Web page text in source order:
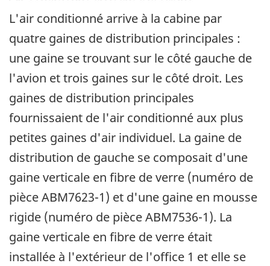
L'air conditionné arrive à la cabine par
quatre gaines de distribution principales :
une gaine se trouvant sur le côté gauche de
l'avion et trois gaines sur le côté droit. Les
gaines de distribution principales
fournissaient de l'air conditionné aux plus
petites gaines d'air individuel. La gaine de
distribution de gauche se composait d'une
gaine verticale en fibre de verre (numéro de
pièce ABM7623-1) et d'une gaine en mousse
rigide (numéro de pièce ABM7536-1). La
gaine verticale en fibre de verre était
installée à l'extérieur de l'office 1 et elle se